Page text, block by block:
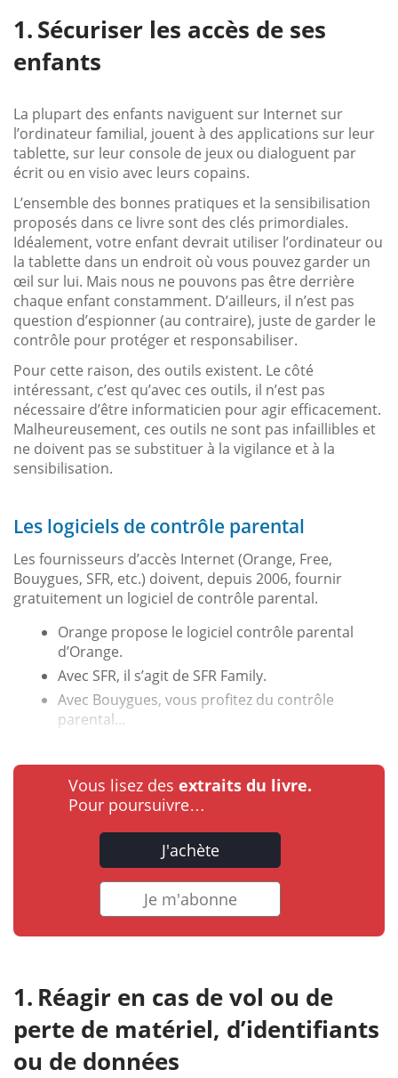
Sécuriser les accès de ses
enfants
La plupart des enfants naviguent sur Internet sur
l’ordinateur familial, jouent à des applications sur leur
tablette, sur leur console de jeux ou dialoguent par
écrit ou en visio avec leurs copains.
L’ensemble des bonnes pratiques et la sensibilisation
proposés dans ce livre sont des clés primordiales.
Idéalement, votre enfant devrait utiliser l’ordinateur ou
la tablette dans un endroit où vous pouvez garder un
œil sur lui. Mais nous ne pouvons pas être derrière
chaque enfant constamment. D’ailleurs, il n’est pas
question d’espionner (au contraire), juste de garder le
contrôle pour protéger et responsabiliser.
Pour cette raison, des outils existent. Le côté
intéressant, c’est qu’avec ces outils, il n’est pas
nécessaire d’être informaticien pour agir efficacement.
Malheureusement, ces outils ne sont pas infaillibles et
ne doivent pas se substituer à la vigilance et à la
sensibilisation.
Les logiciels de contrôle parental
Les fournisseurs d’accès Internet (Orange, Free,
Bouygues, SFR, etc.) doivent, depuis 2006, fournir
gratuitement un logiciel de contrôle parental.
Orange propose le logiciel contrôle parental
d’Orange.
Avec SFR, il s’agit de SFR Family.
Avec Bouygues, vous profitez du contrôle
parental...
Vous lisez des extraits du livre.
Pour poursuivre…
J'achète
Je m'abonne
Réagir en cas de vol ou de
perte de matériel, d’identifiants
ou de données